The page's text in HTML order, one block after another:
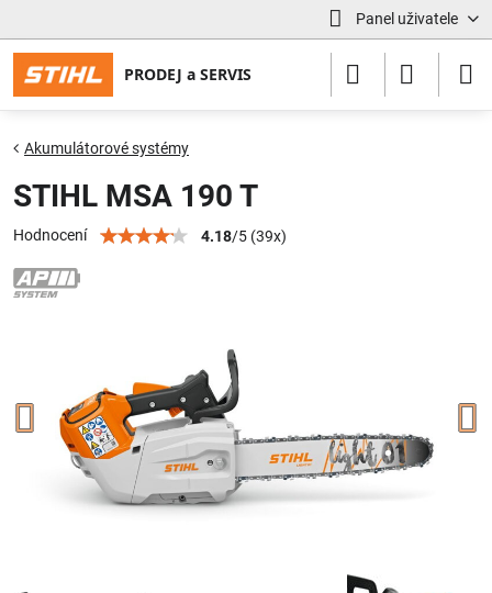
Panel uživatele
Akumulátorové systémy
STIHL MSA 190 T
Hodnocení 4.18/5 (39x)